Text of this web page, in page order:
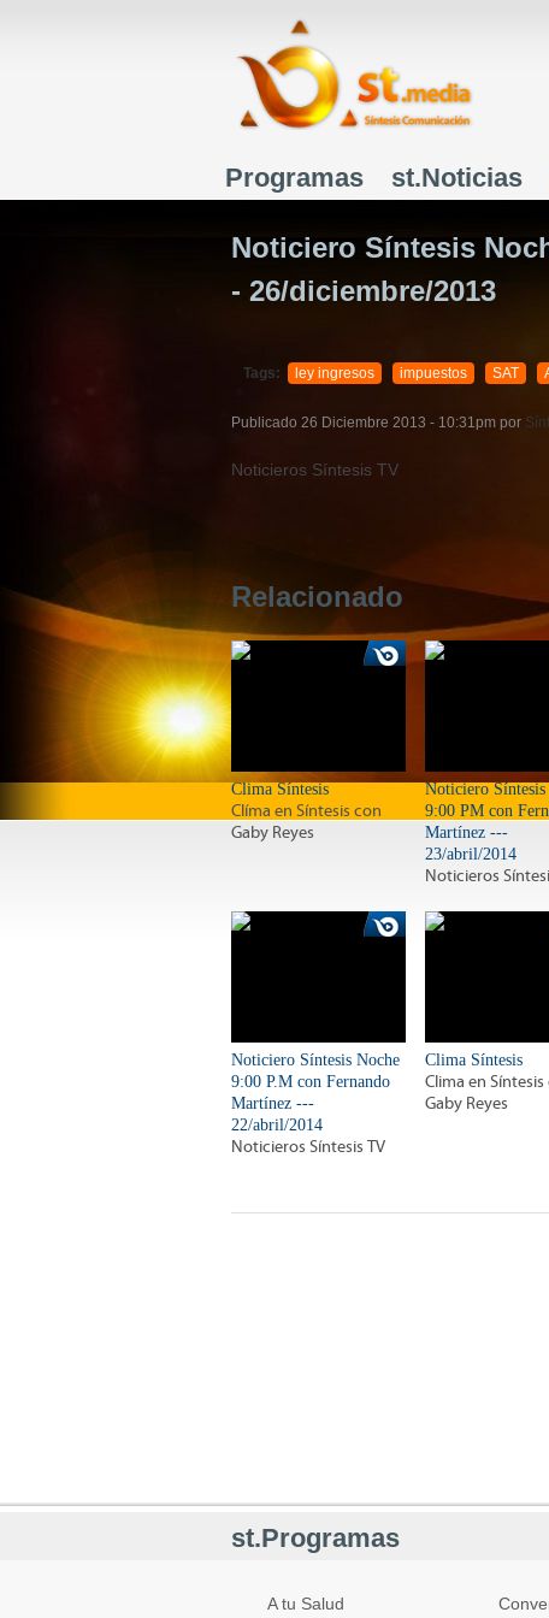
Menú principal
Programas st.Noticias
Noticiero Síntesis
- 26/diciembre/2013
Tags: ley ingresos impuestos SAT
Publicado 26 Diciembre 2013 - 10:31pm por
Noticieros Síntesis TV
Relacionado
Clima Síntesis
Clíma en Síntesis con
Gaby Reyes
Noticiero Síntesis
9:00 PM con
Martínez ---
23/abril/2014
Noticieros
Noticiero Síntesis Noche
9:00 P.M con Fernando
Martínez ---
22/abril/2014
Noticieros Síntesis TV
Clima Síntesis
Clima en Síntesis
Gaby Reyes
st.Programas
A tu Salud